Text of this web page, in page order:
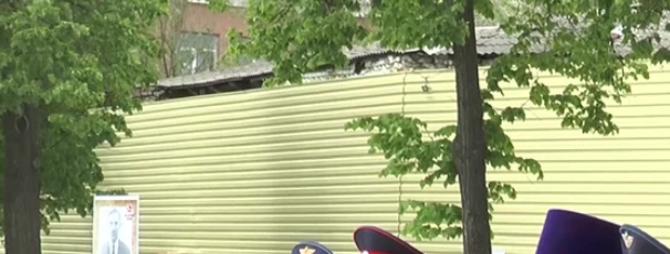
Миллеровское ТЕЛЕВИДЕНИЕ
День Победы в Миллерово
Миллеровское ТВ